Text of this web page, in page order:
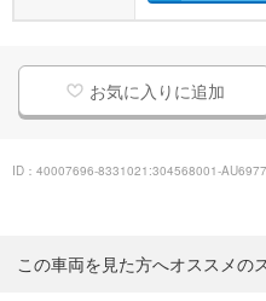
お気に入りに追加
ID：40007696-8331021:304568001-
この車両を見た方へオススメの